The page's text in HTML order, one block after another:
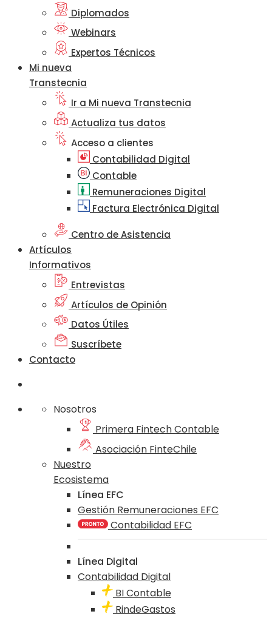
Diplomados
Webinars
Expertos Técnicos
Mi nueva
Transtecnia
Ir a Mi nueva Transtecnia
Actualiza tus datos
Acceso a clientes
Contabilidad Digital
Contable
Remuneraciones Digital
Factura Electrónica Digital
Centro de Asistencia
Artículos
Informativos
Entrevistas
Artículos de Opinión
Datos Útiles
Suscríbete
Contacto
Nosotros
Primera Fintech Contable
Asociación FinteChile
Nuestro
Ecosistema
Línea EFC
Gestión Remuneraciones EFC
Contabilidad EFC
Línea Digital
Contabilidad Digital
BI Contable
RindeGastos